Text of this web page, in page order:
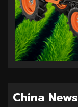
China News